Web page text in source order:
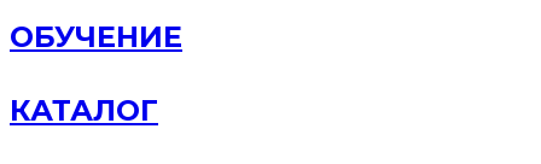
ОБУЧЕНИЕ
КАТАЛОГ